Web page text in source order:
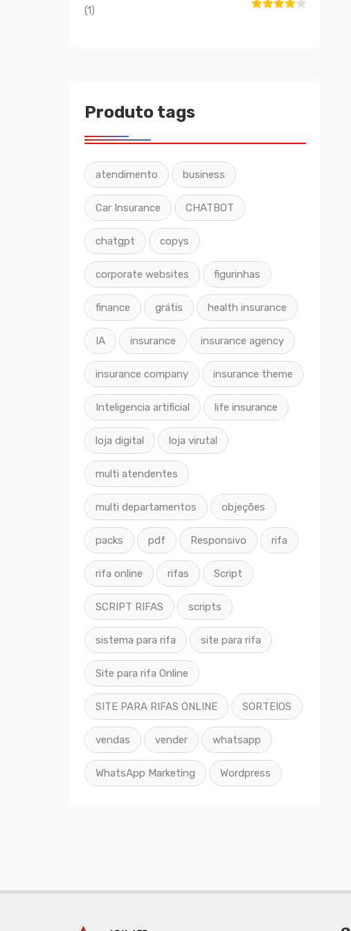
(1)
Produto tags
atendimento business
Car Insurance CHATBOT
chatgpt copys
corporate websites figurinhas
finance grátis health insurance
IA insurance insurance agency
insurance company insurance theme
Inteligencia artificial life insurance
loja digital loja virutal
multi atendentes
multi departamentos objeções
packs pdf Responsivo rifa
rifa online rifas Script
SCRIPT RIFAS scripts
sistema para rifa site para rifa
Site para rifa Online
SITE PARA RIFAS ONLINE SORTEIOS
vendas vender whatsapp
WhatsApp Marketing Wordpress